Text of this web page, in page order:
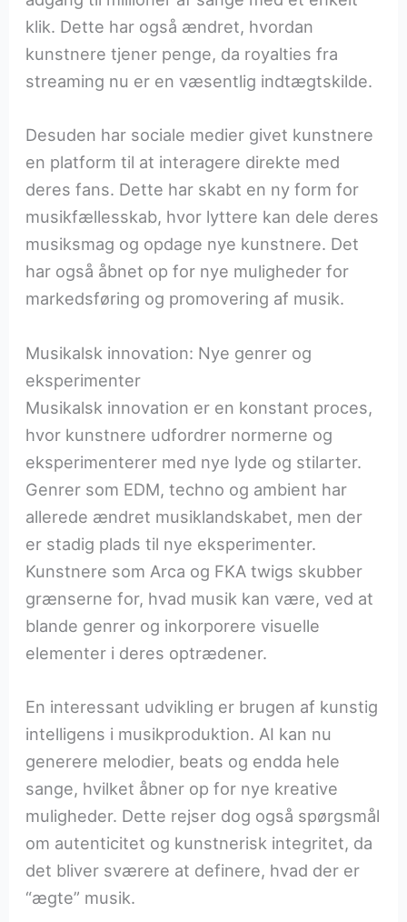
klik. Dette har også ændret, hvordan
kunstnere tjener penge, da royalties fra
streaming nu er en væsentlig indtægtskilde.
Desuden har sociale medier givet kunstnere
en platform til at interagere direkte med
deres fans. Dette har skabt en ny form for
musikfællesskab, hvor lyttere kan dele deres
musiksmag og opdage nye kunstnere. Det
har også åbnet op for nye muligheder for
markedsføring og promovering af musik.
Musikalsk innovation: Nye genrer og
eksperimenter
Musikalsk innovation er en konstant proces,
hvor kunstnere udfordrer normerne og
eksperimenterer med nye lyde og stilarter.
Genrer som EDM, techno og ambient har
allerede ændret musiklandskabet, men der
er stadig plads til nye eksperimenter.
Kunstnere som Arca og FKA twigs skubber
grænserne for, hvad musik kan være, ved at
blande genrer og inkorporere visuelle
elementer i deres optrædener.
En interessant udvikling er brugen af kunstig
intelligens i musikproduktion. AI kan nu
generere melodier, beats og endda hele
sange, hvilket åbner op for nye kreative
muligheder. Dette rejser dog også spørgsmål
om autenticitet og kunstnerisk integritet, da
det bliver sværere at definere, hvad der er
“ægte” musik.